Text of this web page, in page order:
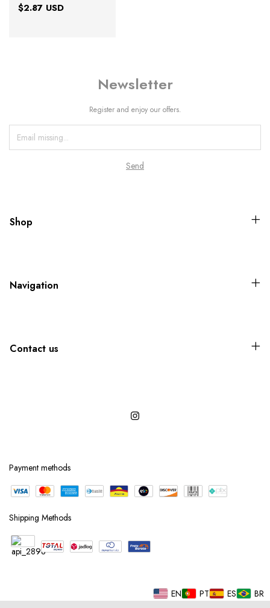
$2.87 USD
Newsletter
Register and enjoy our offers.
Shop
Navigation
Contact us
Payment methods
Shipping Methods
EN PT ES BR